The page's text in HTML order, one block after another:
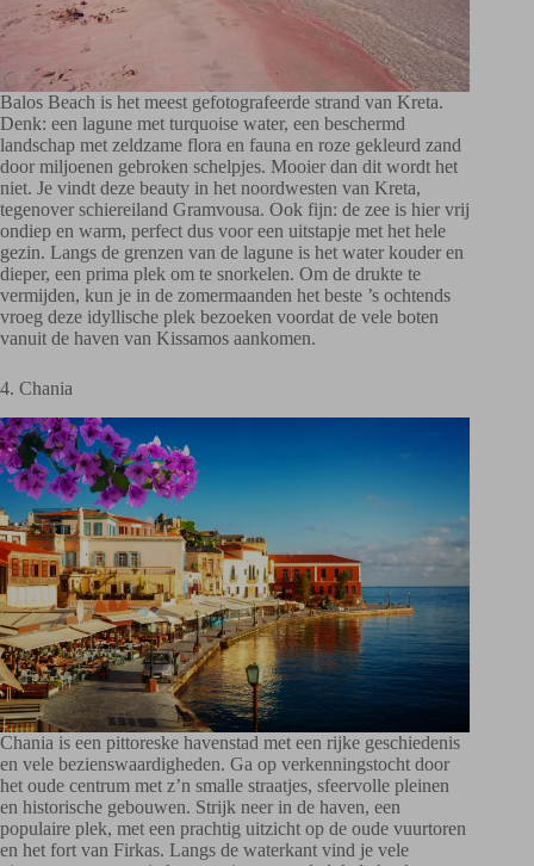
Balos Beach is het meest gefotografeerde strand van Kreta.
Denk: een lagune met turquoise water, een beschermd
landschap met zeldzame flora en fauna en roze gekleurd zand
door miljoenen gebroken schelpjes. Mooier dan dit wordt het
niet. Je vindt deze beauty in het noordwesten van Kreta,
tegenover schiereiland Gramvousa. Ook fijn: de zee is hier vrij
ondiep en warm, perfect dus voor een uitstapje met het hele
gezin. Langs de grenzen van de lagune is het water kouder en
dieper, een prima plek om te snorkelen. Om de drukte te
vermijden, kun je in de zomermaanden het beste ’s ochtends
vroeg deze idyllische plek bezoeken voordat de vele boten
vanuit de haven van Kissamos aankomen.
4. Chania
Chania is een pittoreske havenstad met een rijke geschiedenis
en vele bezienswaardigheden. Ga op verkenningstocht door
het oude centrum met z’n smalle straatjes, sfeervolle pleinen
en historische gebouwen. Strijk neer in de haven, een
populaire plek, met een prachtig uitzicht op de oude vuurtoren
en het fort van Firkas. Langs de waterkant vind je vele